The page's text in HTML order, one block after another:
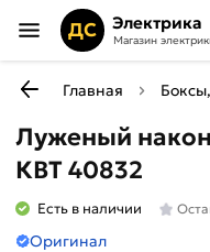
ДС Электрика
Магазин
Главная
Луженый
КВТ 40832
Есть в наличии
Оригинал